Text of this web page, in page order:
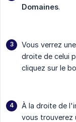
Domaines.
Vous verrez
droite de celui
cliquez sur le
À la droite de
vous trouverez